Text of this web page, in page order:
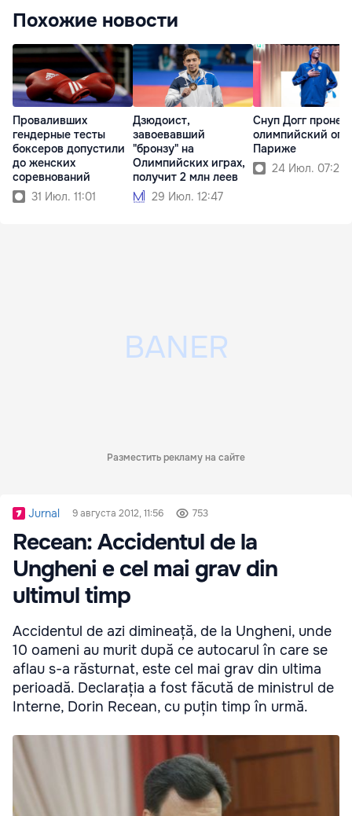
Похожие новости
Проваливших
гендерные тесты
боксеров допустили
до женских
соревнований
31 Июл. 11:01
Дзюдоист,
завоевавший
"бронзу" на
Олимпийских играх,
получит 2 млн леев
29 Июл. 12:47
Снуп Догг
олимпийский
Париже
24 Июл. 07:21
Разместить рекламу на сайте
Jurnal 9 августа 2012, 11:56 753
Recean: Accidentul de la
Ungheni e cel mai grav din
ultimul timp
Accidentul de azi dimineață, de la Ungheni, unde
10 oameni au murit după ce autocarul în care se
aflau s-a răsturnat, este cel mai grav din ultima
perioadă. Declarația a fost făcută de ministrul de
Interne, Dorin Recean, cu puțin timp în urmă.